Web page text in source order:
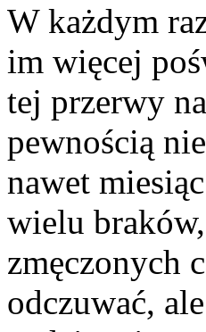
W każdym
im więcej
tej przerwy
pewnością
nawet
wielu
zmęczonych
odczuwać,